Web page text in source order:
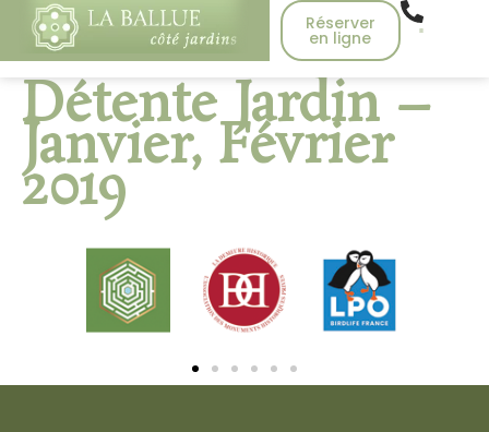
Réserver
en ligne
Détente Jardin –
Janvier, Février
2019